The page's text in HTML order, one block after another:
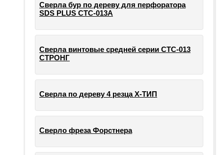
Cверла бур по дереву для перфоратора
SDS PLUS СТС-013А
Сверла винтовые средней серии СТС-013
СТРОНГ
Сверла по дереву 4 резца Х-ТИП
Сверло фреза Форстнера